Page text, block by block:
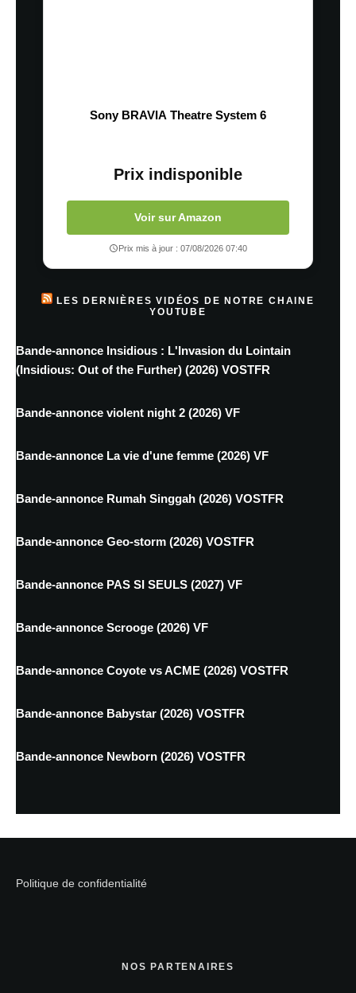
Sony BRAVIA Theatre System 6
Prix indisponible
Voir sur Amazon
Prix mis à jour : 07/08/2026 07:40
LES DERNIÈRES VIDÉOS DE NOTRE CHAINE
YOUTUBE
Bande-annonce Insidious : L'Invasion du Lointain
(Insidious: Out of the Further) (2026) VOSTFR
Bande-annonce violent night 2 (2026) VF
Bande-annonce La vie d'une femme (2026) VF
Bande-annonce Rumah Singgah (2026) VOSTFR
Bande-annonce Geo-storm (2026) VOSTFR
Bande-annonce PAS SI SEULS (2027) VF
Bande-annonce Scrooge (2026) VF
Bande-annonce Coyote vs ACME (2026) VOSTFR
Bande-annonce Babystar (2026) VOSTFR
Bande-annonce Newborn (2026) VOSTFR
Politique de confidentialité
NOS PARTENAIRES